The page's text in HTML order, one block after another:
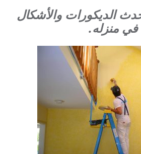
الديكورات والأشكال
في منزله.